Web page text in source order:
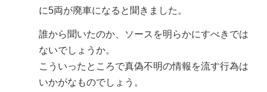
に5両が廃車になると聞きました。
誰から聞いたのか、ソースを明らかにすべきでは
ないでしょうか。
こういったところで真偽不明の情報を流す行為は
いかがなものでしょう。